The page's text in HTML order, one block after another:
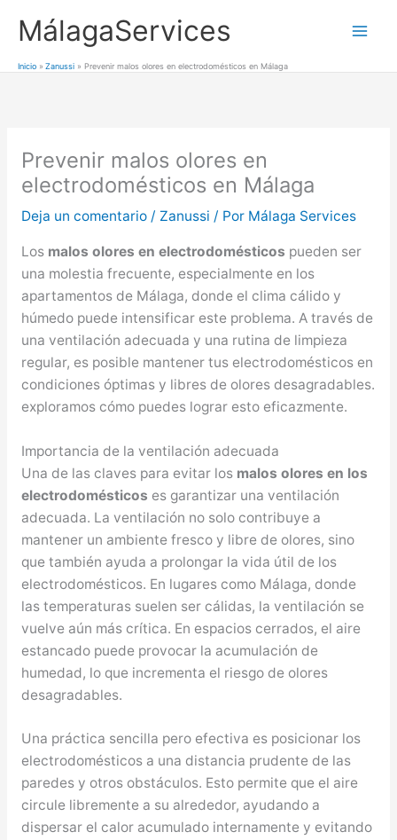
MálagaServices
Inicio Zanussi Prevenir malos olores en electrodomésticos en Málaga
Prevenir malos olores en
electrodomésticos en Málaga
Deja un comentario / Zanussi / Por Málaga Services
Los malos olores en electrodomésticos pueden ser
una molestia frecuente, especialmente en los
apartamentos de Málaga, donde el clima cálido y
húmedo puede intensificar este problema. A través de
una ventilación adecuada y una rutina de limpieza
regular, es posible mantener tus electrodomésticos en
condiciones óptimas y libres de olores desagradables.
exploramos cómo puedes lograr esto eficazmente.
Importancia de la ventilación adecuada
Una de las claves para evitar los malos olores en los
electrodomésticos es garantizar una ventilación
adecuada. La ventilación no solo contribuye a
mantener un ambiente fresco y libre de olores, sino
que también ayuda a prolongar la vida útil de los
electrodomésticos. En lugares como Málaga, donde
las temperaturas suelen ser cálidas, la ventilación se
vuelve aún más crítica. En espacios cerrados, el aire
estancado puede provocar la acumulación de
humedad, lo que incrementa el riesgo de olores
desagradables.
Una práctica sencilla pero efectiva es posicionar los
electrodomésticos a una distancia prudente de las
paredes y otros obstáculos. Esto permite que el aire
circule libremente a su alrededor, ayudando a
dispersar el calor acumulado internamente y evitando